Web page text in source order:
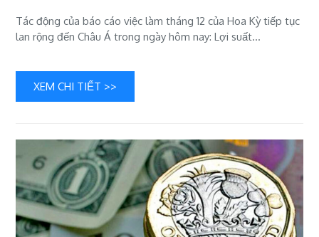
phản
ứng
Á,
lại
suy
yếu
Tác động của báo cáo việc làm tháng 12 của Hoa Kỳ tiếp tục
lan rộng đến Châu Á trong ngày hôm nay: Lợi suất…
XEM CHI TIẾT >>